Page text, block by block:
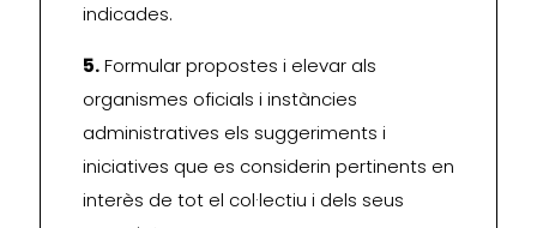
indicades.
5.Formular propostes i elevar als
organismes oficials i instàncies
administratives els suggeriments i
iniciatives que es considerin pertinents en
interès de tot el col·lectiu i dels seus